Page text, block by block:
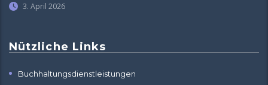
3. April 2026
Nützliche Links
Buchhaltungsdienstleistungen